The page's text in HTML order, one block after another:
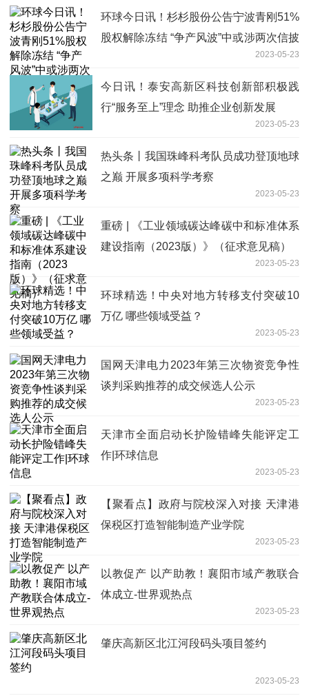
环球今日讯！杉杉股份公告宁波青刚51%
股权解除冻结 “争产风波”中或涉两次信披
2023-05-23
今日讯！泰安高新区科技创新部积极践
行“服务至上”理念 助推企业创新发展
2023-05-23
热头条丨我国珠峰科考队员成功登顶地球
之巅 开展多项科学考察
2023-05-23
重磅 | 《工业领域碳达峰碳中和标准体系
建设指南（2023版）》（征求意见稿）
2023-05-23
环球精选！中央对地方转移支付突破10
万亿 哪些领域受益？
2023-05-23
国网天津电力2023年第三次物资竞争性
谈判采购推荐的成交候选人公示
2023-05-23
天津市全面启动长护险错峰失能评定工
作|环球信息
2023-05-23
【聚看点】政府与院校深入对接 天津港
保税区打造智能制造产业学院
2023-05-23
以教促产 以产助教！襄阳市域产教联合
体成立-世界观热点
2023-05-23
肇庆高新区北江河段码头项目签约
2023-05-23